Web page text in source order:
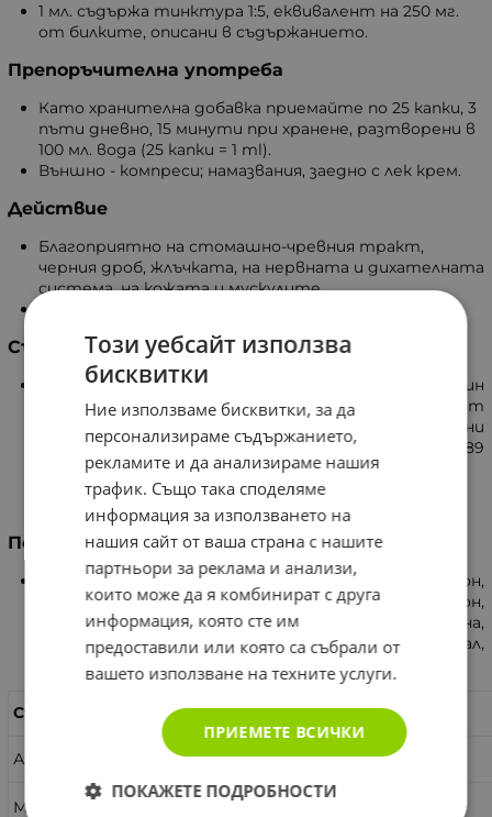
1 мл. съдържа тинктура 1:5, еквивалент на 250 мг.
от билките, описани в съдържанието.
Препоръчителна употреба
Като хранителна добавка приемайте по 25 капки, 3
пъти дневно, 15 минути при хранене, разтворени в
100 мл. вода (25 капки = 1 ml).
Външно - компреси; намазвания, заедно с лек крем.
Действие
Благоприятно на стомашно-чревния тракт,
черния дроб, жлъчката, на нервната и дихателната
система, на кожата и мускулите.
Съдържание на дневна доза
Алое вера 89 мг., Мира 44 мг., Шафран 2 мг., Майчин
лист 89 мг., Натурален камфор 9 мг., Корени от
Ангелика 89 мг., Корени от Куркума 89 мг., Корени
от Ревен 89 мг., Манна 89 мг., Териак Венециан 89
мг., Стъблена решетка 44 мг., Всичко 722 мг.
Помощни
Топола пъпки, алое, майчин лист, ревен, анасон,
кориандър, ким, лавр, бахар, звездовиден анасон,
синя хвойна, чревен кантарион, кардамом, майорана,
пресечка, тинтява, ирис, джинджифил, портокал,
канела, карамфил, розмарин.
Съставки: в 1 дневна доза
Алое вера 89 мг.
Мира
Този уебсайт използва
бисквитки
Ние използваме бисквитки, за да
персонализираме съдържанието,
рекламите и да анализираме нашия
трафик. Също така споделяме
информация за използването на
нашия сайт от ваша страна с нашите
партньори за реклама и анализи,
които може да я комбинират с друга
информация, която сте им
предоставили или която са събрали от
вашето използване на техните услуги.
ПРИЕМЕТЕ ВСИЧКИ
ПОКАЖЕТЕ ПОДРОБНОСТИ